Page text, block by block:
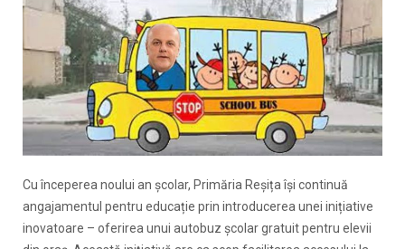
Cu începerea noului an școlar, Primăria Reșița își continuă
angajamentul pentru educație prin introducerea unei inițiative
inovatoare – oferirea unui autobuz școlar gratuit pentru elevii